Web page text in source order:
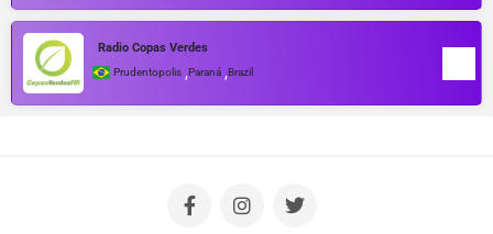
Radio Copas Verdes
Prudentopolis ,Paraná ,Brazil